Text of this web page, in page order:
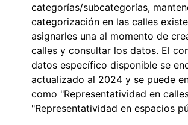
categorías/subcategorías,
categorización en las calles
asignarles una al momento de
calles y consultar los datos. El
datos específico disponible se
actualizado al 2024 y se puede
como "Representatividad en
"Representatividad en espacios